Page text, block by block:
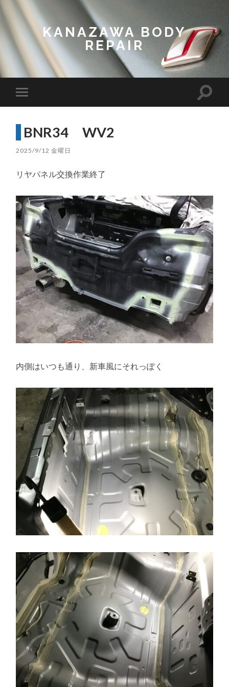
KANAZAWA BODY
REPAIR
mobile
Toggle
BNR34 WV2
2025/9/12 金曜日
リヤパネル交換作業終了
内側はいつも通り、新車風にそれっぽく